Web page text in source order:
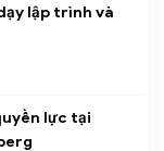
lập trình và
lực tại